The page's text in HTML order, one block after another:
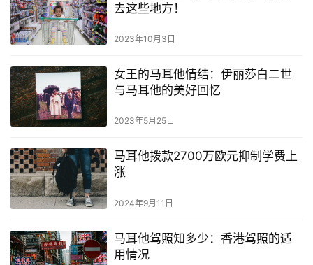
去这些地方！
2023年10月3日
女王的马耳他情结：伊丽莎白二世
与马耳他的美好回忆
2023年5月25日
马耳他拨款2700万欧元抑制学费上
涨
2024年9月11日
马耳他驾照知多少：香港驾照的适
用情况